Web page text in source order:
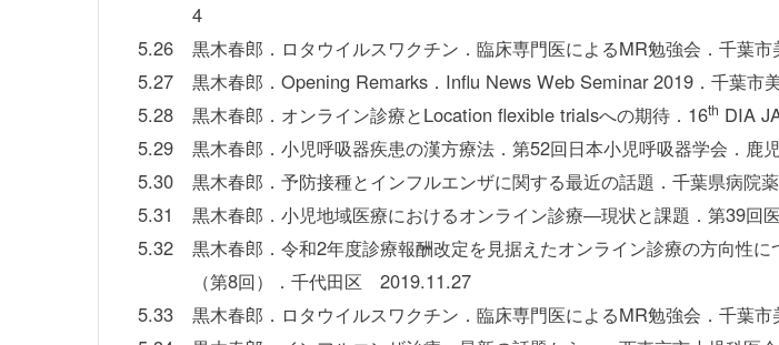
4
5.26
黒木春郎．ロタウイルスワクチン．臨床専門医によるMR勉強会．千葉
5.27
黒木春郎．Opening Remarks．Influ News Web Seminar 2019．千葉
5.28
黒木春郎．オンライン診療とLocation flexible trialsへの期待．16th DIA
5.29
黒木春郎．小児呼吸器疾患の漢方療法．第52回日本小児呼吸器学会．
5.30
黒木春郎．予防接種とインフルエンザに関する最近の話題．千葉県病
5.31
黒木春郎．小児地域医療におけるオンライン診療―現状と課題．第39
5.32
黒木春郎．令和2年度診療報酬改定を見据えたオンライン診療の方向性
（第8回）．千代田区 2019.11.27
5.33
黒木春郎．ロタウイルスワクチン．臨床専門医によるMR勉強会．千葉